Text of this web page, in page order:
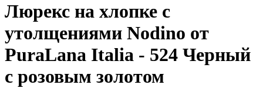
Люрекс на хлопке с
утолщениями Nodino от
PuraLana Italia - 524 Черный
с розовым золотом